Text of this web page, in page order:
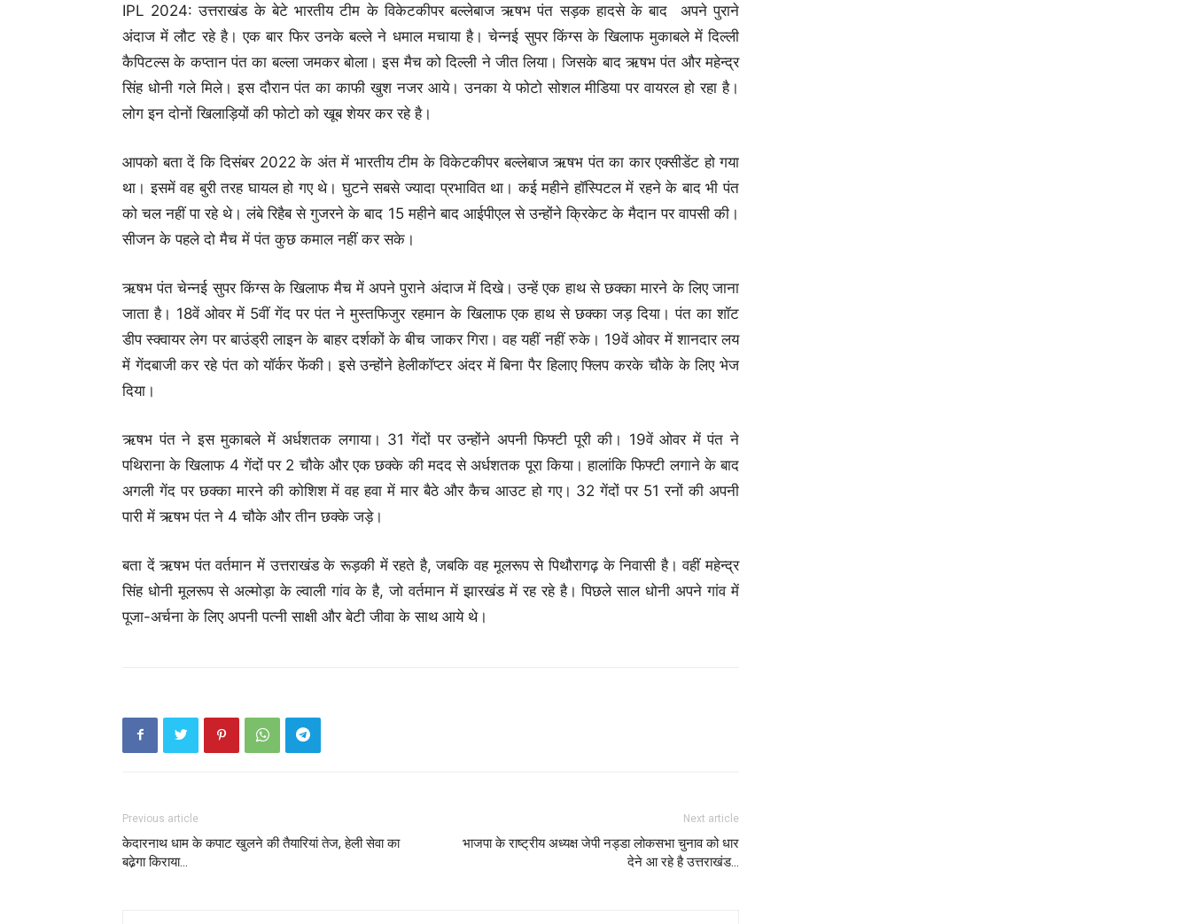
IPL 2024: उत्तराखंड के बेटे भारतीय टीम के विकेटकीपर बल्लेबाज ऋषभ पंत सड़क हादसे के बाद अपने पुराने
अंदाज में लौट रहे है। एक बार फिर उनके बल्ले ने धमाल मचाया है। चेन्नई सुपर किंग्स के खिलाफ मुकाबले में दिल्ली
कैपिटल्स के कप्तान पंत का बल्ला जमकर बोला। इस मैच को दिल्ली ने जीत लिया। जिसके बाद ऋषभ पंत और महेन्द्र
सिंह धोनी गले मिले। इस दौरान पंत का काफी खुश नजर आये। उनका ये फोटो सोशल मीडिया पर वायरल हो रहा है।
लोग इन दोनों खिलाड़ियों की फोटो को खूब शेयर कर रहे है।
आपको बता दें कि दिसंबर 2022 के अंत में भारतीय टीम के विकेटकीपर बल्लेबाज ऋषभ पंत का कार एक्सीडेंट हो गया
था। इसमें वह बुरी तरह घायल हो गए थे। घुटने सबसे ज्यादा प्रभावित था। कई महीने हॉस्पिटल में रहने के बाद भी पंत
को चल नहीं पा रहे थे। लंबे रिहैब से गुजरने के बाद 15 महीने बाद आईपीएल से उन्होंने क्रिकेट के मैदान पर वापसी की।
सीजन के पहले दो मैच में पंत कुछ कमाल नहीं कर सके।
ऋषभ पंत चेन्नई सुपर किंग्स के खिलाफ मैच में अपने पुराने अंदाज में दिखे। उन्हें एक हाथ से छक्का मारने के लिए जाना
जाता है। 18वें ओवर में 5वीं गेंद पर पंत ने मुस्तफिजुर रहमान के खिलाफ एक हाथ से छक्का जड़ दिया। पंत का शॉट
डीप स्क्वायर लेग पर बाउंड्री लाइन के बाहर दर्शकों के बीच जाकर गिरा। वह यहीं नहीं रुके। 19वें ओवर में शानदार लय
में गेंदबाजी कर रहे पंत को यॉर्कर फेंकी। इसे उन्होंने हेलीकॉप्टर अंदर में बिना पैर हिलाए फ्लिप करके चौके के लिए भेज
दिया।
ऋषभ पंत ने इस मुकाबले में अर्धशतक लगाया। 31 गेंदों पर उन्होंने अपनी फिफ्टी पूरी की। 19वें ओवर में पंत ने
पथिराना के खिलाफ 4 गेंदों पर 2 चौके और एक छक्के की मदद से अर्धशतक पूरा किया। हालांकि फिफ्टी लगाने के बाद
अगली गेंद पर छक्का मारने की कोशिश में वह हवा में मार बैठे और कैच आउट हो गए। 32 गेंदों पर 51 रनों की अपनी
पारी में ऋषभ पंत ने 4 चौके और तीन छक्के जड़े।
बता दें ऋषभ पंत वर्तमान में उत्तराखंड के रूड़की में रहते है, जबकि वह मूलरूप से पिथौरागढ़ के निवासी है। वहीं महेन्द्र
सिंह धोनी मूलरूप से अल्मोड़ा के ल्वाली गांव के है, जो वर्तमान में झारखंड में रह रहे है। पिछले साल धोनी अपने गांव में
पूजा-अर्चना के लिए अपनी पत्नी साक्षी और बेटी जीवा के साथ आये थे।
Previous article
केदारनाथ धाम के कपाट खुलने की तैयारियां तेज, हेली सेवा का
बढे़गा किराया…
Next article
भाजपा के राष्ट्रीय अध्यक्ष जेपी नड्डा लोकसभा चुनाव को धार
देने आ रहे है उत्तराखंड…